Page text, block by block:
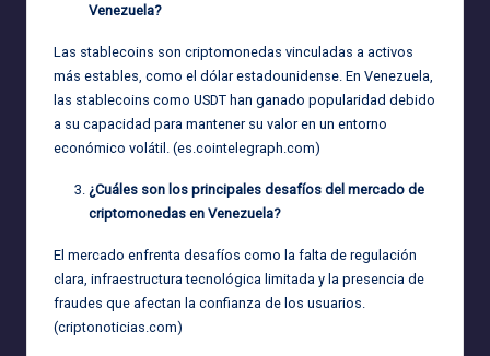
Venezuela?
Las stablecoins son criptomonedas vinculadas a activos
más estables, como el dólar estadounidense. En Venezuela,
las stablecoins como USDT han ganado popularidad debido
a su capacidad para mantener su valor en un entorno
económico volátil. (es.cointelegraph.com)
¿Cuáles son los principales desafíos del mercado de
criptomonedas en Venezuela?
El mercado enfrenta desafíos como la falta de regulación
clara, infraestructura tecnológica limitada y la presencia de
fraudes que afectan la confianza de los usuarios.
(criptonoticias.com)